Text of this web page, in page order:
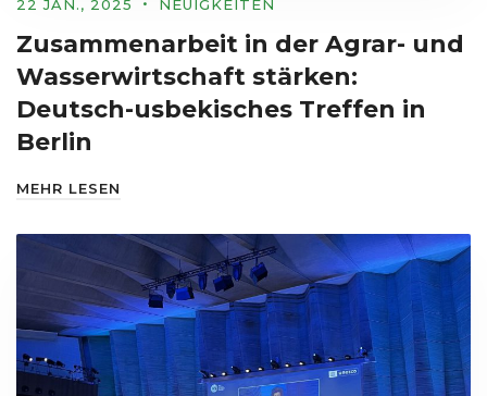
22 JAN., 2025 NEUIGKEITEN
Zusammenarbeit in der Agrar- und
Wasserwirtschaft stärken:
Deutsch-usbekisches Treffen in
Berlin
MEHR LESEN